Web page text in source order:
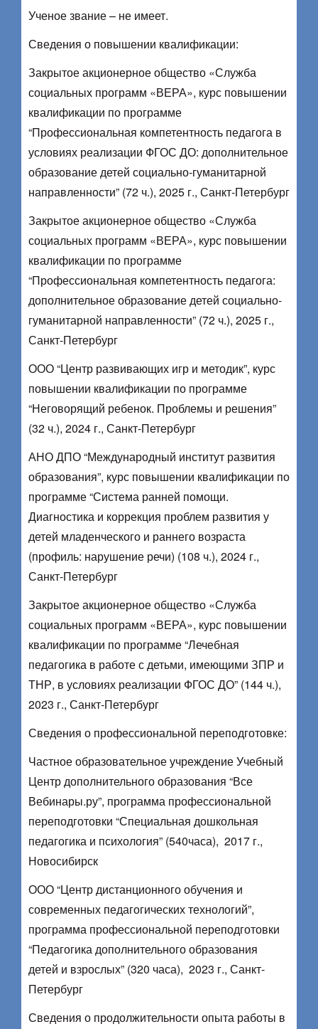
Ученое звание – не имеет.
Сведения о повышении квалификации:
Закрытое акционерное общество «Служба
социальных программ «ВЕРА», курс повышении
квалификации по программе
“Профессиональная компетентность педагога в
условиях реализации ФГОС ДО: дополнительное
образование детей социально-гуманитарной
направленности” (72 ч.), 2025 г., Санкт-Петербург
Закрытое акционерное общество «Служба
социальных программ «ВЕРА», курс повышении
квалификации по программе
“Профессиональная компетентность педагога:
дополнительное образование детей социально-
гуманитарной направленности” (72 ч.), 2025 г.,
Санкт-Петербург
ООО “Центр развивающих игр и методик”, курс
повышении квалификации по программе
“Неговорящий ребенок. Проблемы и решения”
(32 ч.), 2024 г., Санкт-Петербург
АНО ДПО “Международный институт развития
образования”, курс повышении квалификации по
программе “Система ранней помощи.
Диагностика и коррекция проблем развития у
детей младенческого и раннего возраста
(профиль: нарушение речи) (108 ч.), 2024 г.,
Санкт-Петербург
Закрытое акционерное общество «Служба
социальных программ «ВЕРА», курс повышении
квалификации по программе “Лечебная
педагогика в работе с детьми, имеющими ЗПР и
ТНР, в условиях реализации ФГОС ДО” (144 ч.),
2023 г., Санкт-Петербург
Сведения о профессиональной переподготовке:
Частное образовательное учреждение Учебный
Центр дополнительного образования “Все
Вебинары.ру”, программа профессиональной
переподготовки “Специальная дошкольная
педагогика и психология” (540часа), 2017 г.,
Новосибирск
ООО “Центр дистанционного обучения и
современных педагогических технологий”,
программа профессиональной переподготовки
“Педагогика дополнительного образования
детей и взрослых” (320 часа), 2023 г., Санкт-
Петербург
Сведения о продолжительности опыта работы в